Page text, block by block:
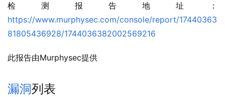
检测报告地址：
https://www.murphysec.com/console/report/17440363
81805436928/1744036382002569216
此报告由Murphysec提供
漏洞列表